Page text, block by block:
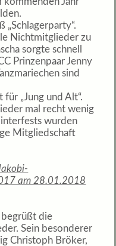
Nichtmitglieder zu
sorgte schnell
Prinzenpaar Jenny
sind
für „Jung und Alt“.
mal recht wenig
wurden
Mitgliedschaft
am 28.01.2018
die
Sein besonderer
Christoph Bröker,